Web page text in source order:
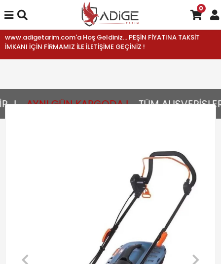
www.adigetarim.com'a Hoş Geldiniz... PEŞİN FİYATINA TAKSİT
İMKANI İÇİN FİRMAMIZ İLE İLETİŞİME GEÇİNİZ !
AYNI GÜN KARGODA ! TÜM
0